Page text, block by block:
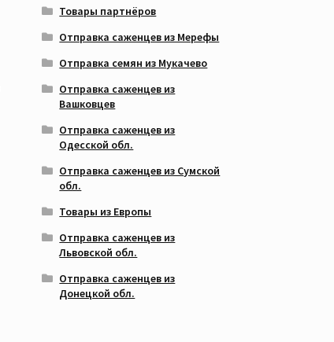
Товары партнёров
Отправка саженцев из Мерефы
Отправка семян из Мукачево
Отправка саженцев из
Вашковцев
Отправка саженцев из
Одесской обл.
Отправка саженцев из Сумской
обл.
Товары из Европы
Отправка саженцев из
Львовской обл.
Отправка саженцев из
Донецкой обл.